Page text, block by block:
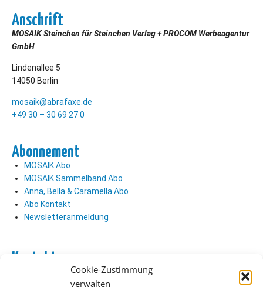
Cookie-Zustimmung
verwalten
Anschrift
MOSAIK Steinchen für Steinchen Verlag + PROCOM Werbeagentur
GmbH
Lindenallee 5
14050 Berlin
mosaik@abrafaxe.de
+49 30 – 30 69 27 0
Abonnement
MOSAIK Abo
MOSAIK Sammelband Abo
Anna, Bella & Caramella Abo
Abo Kontakt
Newsletteranmeldung
Kontakt
Verlag Kontakt